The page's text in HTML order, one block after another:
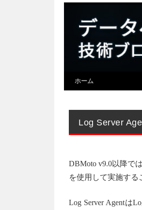
ホーム
Log Server
DBMoto v9.0以降で
を使用して実施する
Log Server Agentは